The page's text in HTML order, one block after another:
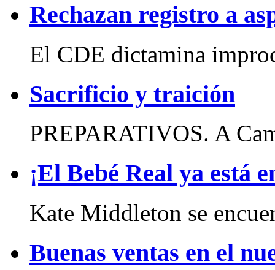
Rechazan registro a
El CDE dictamina
Sacrificio y traición
PREPARATIVOS. A
¡El Bebé Real ya está
Kate Middleton se
Buenas ventas en el